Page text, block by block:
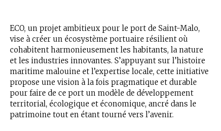
ECO, un projet ambitieux pour le port de Saint-Malo,
vise à créer un écosystème portuaire résilient où
cohabitent harmonieusement les habitants, la nature
et les industries innovantes. S’appuyant sur l’histoire
maritime malouine et l’expertise locale, cette initiative
propose une vision à la fois pragmatique et durable
pour faire de ce port un modèle de développement
territorial, écologique et économique, ancré dans le
patrimoine tout en étant tourné vers l’avenir.